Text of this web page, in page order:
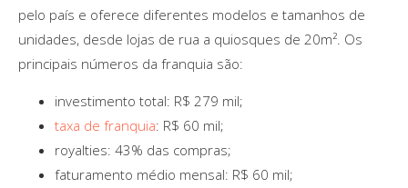
pelo país e oferece diferentes modelos e tamanhos de
unidades, desde lojas de rua a quiosques de 20m². Os
principais números da franquia são:
investimento total: R$ 279 mil;
taxa de franquia: R$ 60 mil;
royalties: 43% das compras;
faturamento médio mensal: R$ 60 mil;